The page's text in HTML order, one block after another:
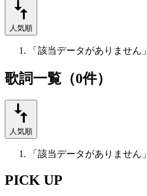
人気順
「該当データがありません」
歌詞一覧（0件）
人気順
「該当データがありません」
PICK UP